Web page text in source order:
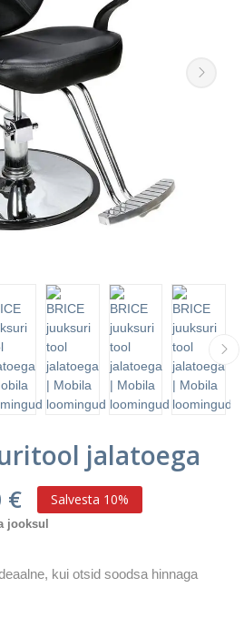
jalatoega
€ Salvesta 10%
jooksul
kui otsid soodsa hinnaga